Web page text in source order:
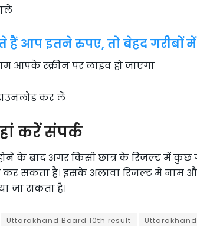
आप इतने रुपए, तो बेहद गरीबों
आपके स्क्रीन पर लाइव हो जाएगा
कर लें
करें संपर्क
होने के बाद अगर किसी छात्र के रिजल्ट में
कर सकता है। इसके अलावा रिजल्ट में नाम और
जा सकता है।
Uttarakhand Board 10th result